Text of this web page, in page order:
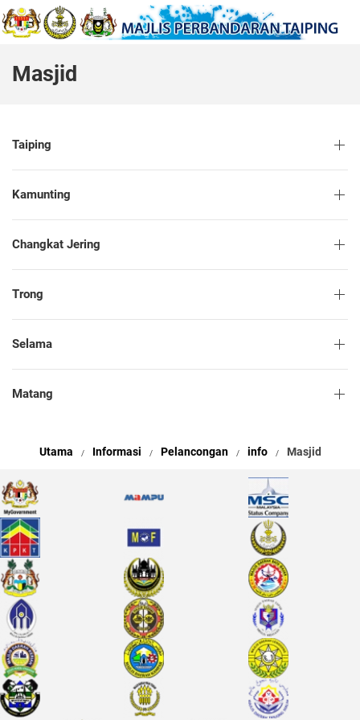
Masjid
Taiping
Kamunting
Changkat Jering
Trong
Selama
Matang
Utama Informasi Pelancongan info Masjid